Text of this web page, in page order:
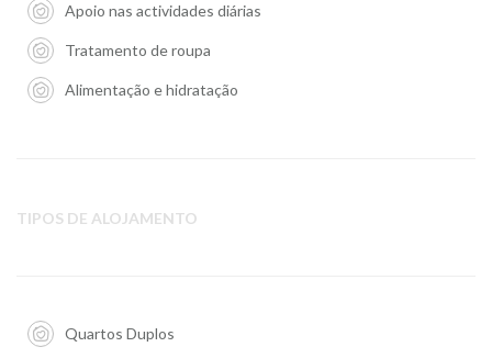
Apoio nas actividades diárias
Tratamento de roupa
Alimentação e hidratação
TIPOS DE ALOJAMENTO
Quartos Duplos